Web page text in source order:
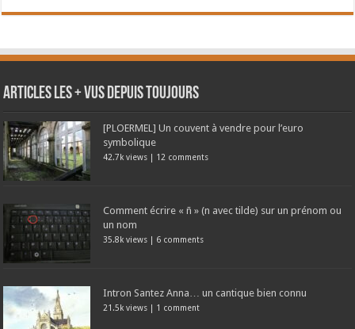
Articles les + vus depuis toujours
[PLOERMEL] Un couvent à vendre pour l’euro
symbolique
42.7k views | 12 comments
Comment écrire « ñ » (n avec tilde) sur un prénom ou
un nom
35.8k views | 6 comments
Intron Santez Anna… un cantique bien connu
21.5k views | 1 comment